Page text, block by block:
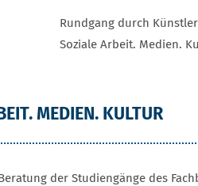
Rundgang durch
Soziale Arbeit. Medien.
MEDIEN. KULTUR
der Studiengänge des